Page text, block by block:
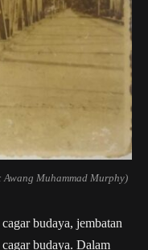
Muhammad Murphy)
budaya, jembatan
budaya. Dalam